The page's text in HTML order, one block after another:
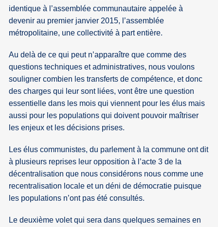
identique à l’assemblée communautaire appelée à
devenir au premier janvier 2015, l’assemblée
métropolitaine, une collectivité à part entière.
Au delà de ce qui peut n’apparaître que comme des
questions techniques et administratives, nous voulons
souligner combien les transferts de compétence, et donc
des charges qui leur sont liées, vont être une question
essentielle dans les mois qui viennent pour les élus mais
aussi pour les populations qui doivent pouvoir maîtriser
les enjeux et les décisions prises.
Les élus communistes, du parlement à la commune ont dit
à plusieurs reprises leur opposition à l’acte 3 de la
décentralisation que nous considérons nous comme une
recentralisation locale et un déni de démocratie puisque
les populations n’ont pas été consultés.
Le deuxième volet qui sera dans quelques semaines en